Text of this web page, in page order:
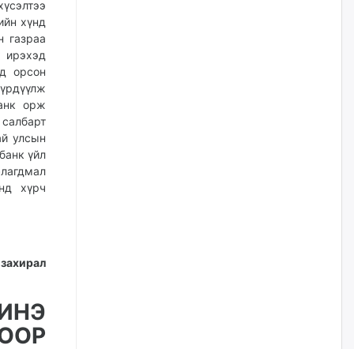
хүнд
газраа
ирэхэд
орсон
орж
улсын
үйл
хүрч